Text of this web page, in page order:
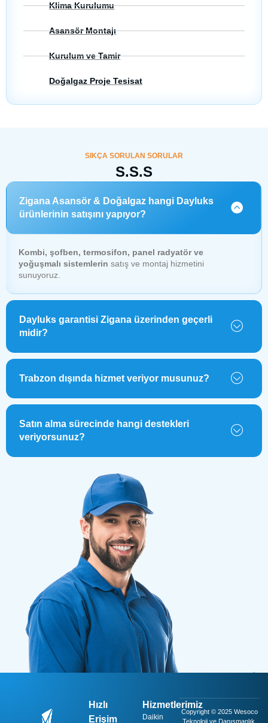
Klima Kurulumu
Asansör Montajı
Kurulum ve Tamir
Doğalgaz Proje Tesisat
SIKÇA SORULAN SORULAR
S.S.S
Zigana Asansör & Doğalgaz hangi Dayluks
ürünlerinin satışını yapıyor?
Kombi, şofben, termosifon, panel radyatör ve
yoğuşmalı sistemlerin satış ve montaj hizmetini
sunuyoruz.
Dayluks garantisi Zigana üzerinden geçerli
midir?
Trabzon dışında hizmet veriyor musunuz?
Satın alma sürecinde hangi destekleri
veriyorsunuz?
Hızlı
Erişim
Hizmetlerimiz
Daikin
Copyright © 2025 Wesoco
Teknoloji ve Danışmanlık.